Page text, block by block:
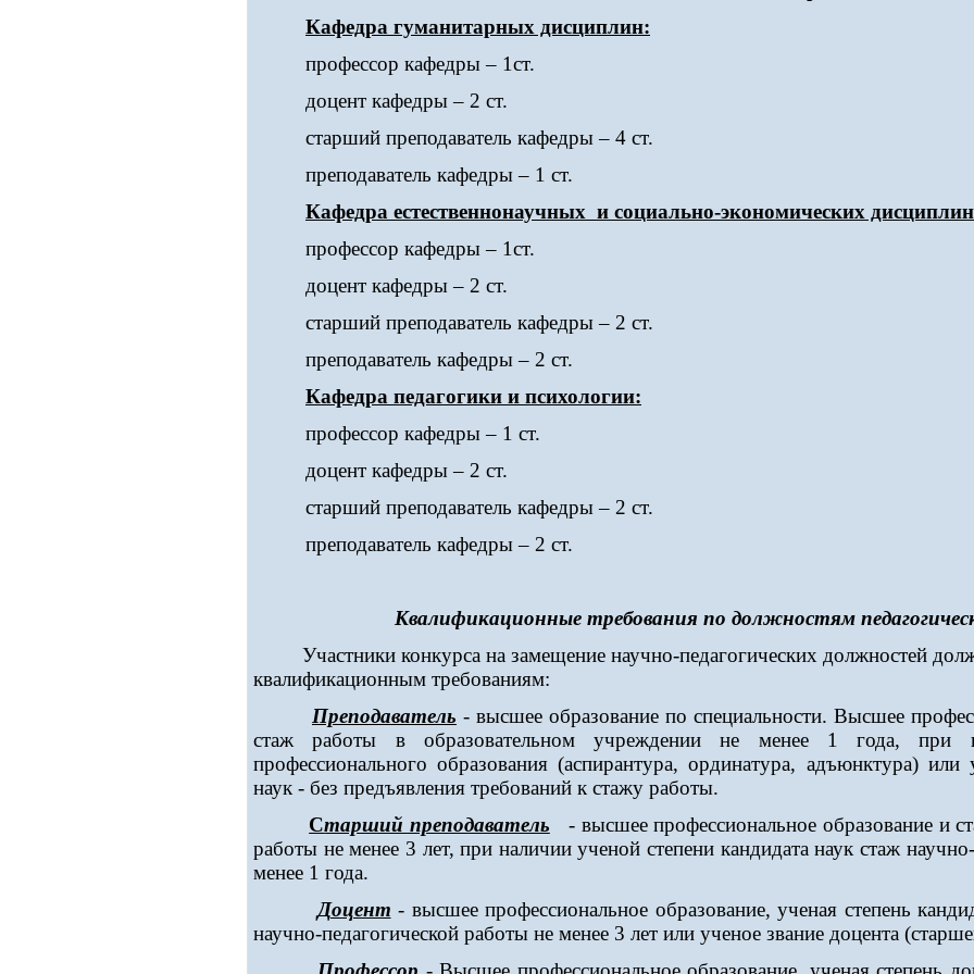
Кафедра гуманитарных дисциплин:
профессор кафедры – 1ст.
доцент кафедры – 2 ст.
старший преподаватель кафедры – 4 ст.
преподаватель кафедры – 1 ст.
Кафедра естественнонаучных и социально-экономических
профессор кафедры – 1ст.
доцент кафедры – 2 ст.
старший преподаватель кафедры – 2 ст.
преподаватель кафедры – 2 ст.
Кафедра педагогики и психологии:
профессор кафедры – 1 ст.
доцент кафедры – 2 ст.
старший преподаватель кафедры – 2 ст.
преподаватель кафедры – 2 ст.
Квалификационные требования по должностям
Участники конкурса на замещение научно-педагогических должностей
квалификационным требованиям:
Преподаватель - высшее образование по специальности. Высшее
стаж работы в образовательном учреждении не менее 1 года, при
профессионального образования (аспирантура, ординатура, адъюнктура) или
наук - без предъявления требований к стажу работы.
Старший преподаватель - высшее профессиональное образование и
работы не менее 3 лет, при наличии ученой степени кандидата наук стаж
менее 1 года.
Доцент - высшее профессиональное образование, ученая степень
научно-педагогической работы не менее 3 лет или ученое звание доцента